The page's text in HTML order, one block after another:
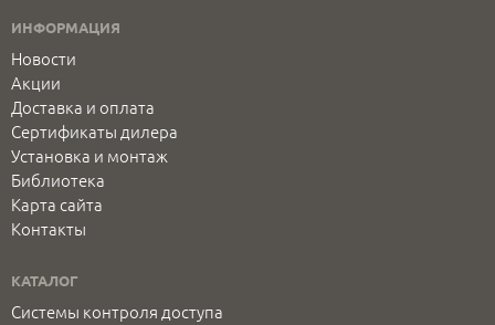
ИНФОРМАЦИЯ
Новости
Акции
Доставка и оплата
Сертификаты дилера
Установка и монтаж
Библиотека
Карта сайта
Контакты
КАТАЛОГ
Системы контроля доступа